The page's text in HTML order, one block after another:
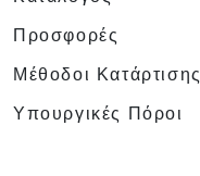
Προσφορές
Μέθοδοι Κατάρτισης
Υπουργικές Πόροι